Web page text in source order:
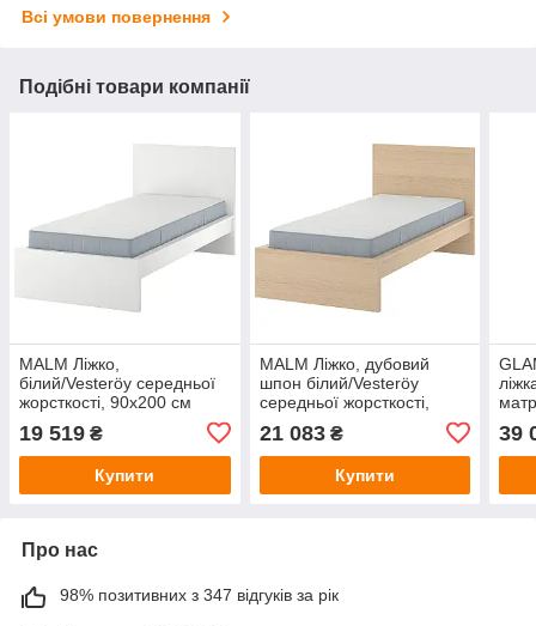
Всі умови повернення
Подібні товари компанії
MALM Ліжко,
білий/Vesteröy середньої
жорсткості, 90x200 см
19 519 ₴
Купити
MALM Ліжко, дубовий
шпон білий/Vesteröy
середньої жорсткості,
995.440.26
21 083₴
Купити
39
Про нас
98% позитивних з 347 відгуків за рік